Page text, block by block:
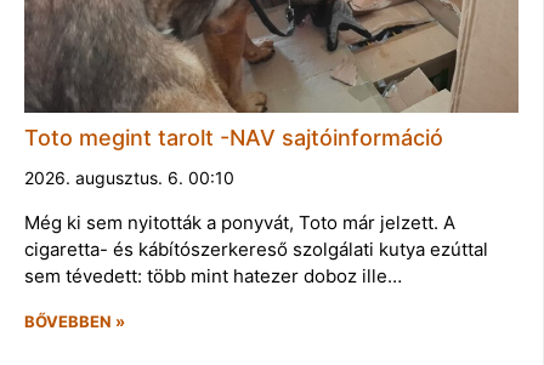
Toto megint tarolt -NAV sajtóinformáció
2026. augusztus. 6. 00:10
Még ki sem nyitották a ponyvát, Toto már jelzett. A
cigaretta- és kábítószerkereső szolgálati kutya ezúttal
sem tévedett: több mint hatezer doboz ille…
BŐVEBBEN »